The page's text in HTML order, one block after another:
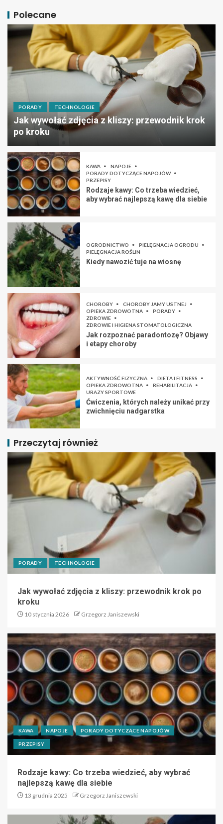
Polecane
PORADY TECHNOLOGIE
Jak wywołać zdjęcia z kliszy: przewodnik krok
po kroku
KAWA
NAPOJE
PORADY DOTYCZĄCE NAPOJÓW
PRZEPISY
Rodzaje kawy: Co trzeba wiedzieć,
aby wybrać najlepszą kawę dla siebie
OGRODNICTWO
PIELĘGNACJA OGRODU
PIELĘGNACJA ROŚLIN
Kiedy nawozić tuje na wiosnę
CHOROBY
CHOROBY JAMY USTNEJ
OPIEKA ZDROWOTNA
PORADY
ZDROWIE
ZDROWIE I HIGIENA STOMATOLOGICZNA
Jak rozpoznać paradontozę? Objawy
i etapy choroby
AKTYWNOŚĆ FIZYCZNA
DIETA I FITNESS
OPIEKA ZDROWOTNA
REHABILITACJA
URAZY SPORTOWE
Ćwiczenia, których należy unikać przy
zwichnięciu nadgarstka
Przeczytaj również
PORADY TECHNOLOGIE
Jak wywołać zdjęcia z kliszy: przewodnik krok po
kroku
10 stycznia 2026 Grzegorz Janiszewski
KAWA NAPOJE PORADY DOTYCZĄCE NAPOJÓW
PRZEPISY
Rodzaje kawy: Co trzeba wiedzieć, aby wybrać
najlepszą kawę dla siebie
13 grudnia 2025 Grzegorz Janiszewski